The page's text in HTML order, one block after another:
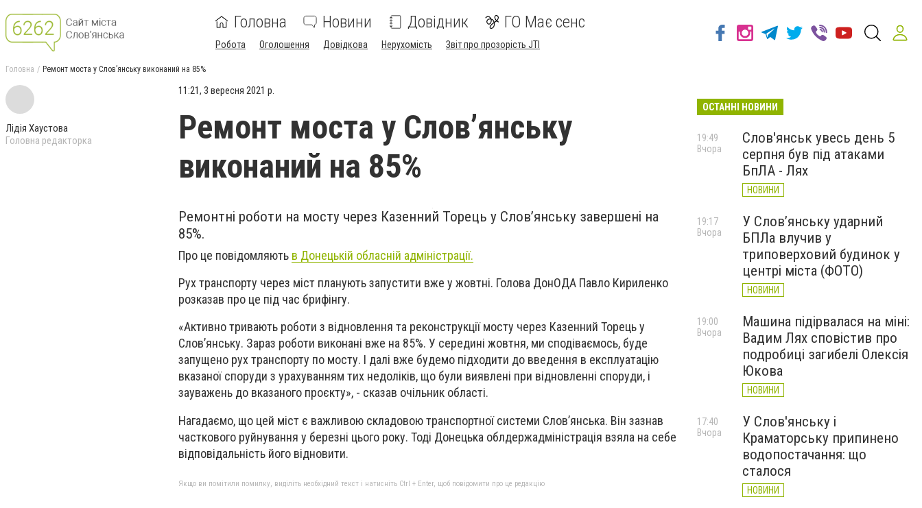
Головна Новини Довідник ГО Має сенс
Робота Оголошення Довідкова Нерухомість Звіт про прозорість JTI
Головна Ремонт моста у Слов’янську виконаний на 85%
Лідія Хаустова
Головна редакторка
11:21, 3 вересня 2021 р.
Ремонт моста у Слов’янську
виконаний на 85%
Ремонтні роботи на мосту через Казенний Торець у Слов’янську завершені на
85%.
Про це повідомляють в Донецькій обласній адміністрації.
Рух транспорту через міст планують запустити вже у жовтні. Голова ДонОДА Павло Кириленко
розказав про це під час брифінгу.
«Активно тривають роботи з відновлення та реконструкції мосту через Казенний Торець у
Слов’янську. Зараз роботи виконані вже на 85%. У середині жовтня, ми сподіваємось, буде
запущено рух транспорту по мосту. І далі вже будемо підходити до введення в експлуатацію
вказаної споруди з урахуванням тих недоліків, що були виявлені при відновленні споруди, і
зауважень до вказаного проєкту», - сказав очільник області.
Нагадаємо, що цей міст є важливою складовою транспортної системи Слов’янська. Він зазнав
часткового руйнування у березні цього року. Тоді Донецька облдержадміністрація взяла на себе
відповідальність його відновити.
Якщо ви помітили помилку, виділіть необхідний текст і натисніть Ctrl + Enter, щоб повідомити про це редакцію
ОСТАННІ НОВИНИ
Слов'янськ увесь день 5
серпня був під атаками
БпЛА - Лях
НОВИНИ
19:49
Вчора
У Слов’янську ударний
БПЛа влучив у
триповерховий будинок у
центрі міста (ФОТО)
НОВИНИ
19:17
Вчора
Машина підірвалася на міні:
Вадим Лях сповістив про
подробиці загибелі Олексія
Юкова
НОВИНИ
19:00
Вчора
У Слов'янську і
Краматорську припинено
водопостачання: що
сталося
НОВИНИ
17:40
Вчора